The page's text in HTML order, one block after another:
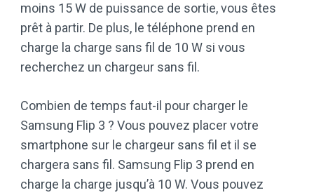
moins 15 W de puissance de sortie, vous êtes
prêt à partir. De plus, le téléphone prend en
charge la charge sans fil de 10 W si vous
recherchez un chargeur sans fil.
Combien de temps faut-il pour charger le
Samsung Flip 3 ? Vous pouvez placer votre
smartphone sur le chargeur sans fil et il se
chargera sans fil. Samsung Flip 3 prend en
charge la charge jusqu’à 10 W. Vous pouvez